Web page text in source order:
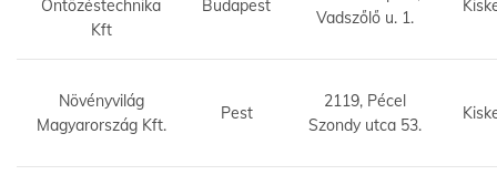
Öntözéstechnika
Kft
Budapest
Vadszőlő u. 1.
Növényvilág
Magyarország Kft.
Pest
2119, Pécel
Szondy utca 53.